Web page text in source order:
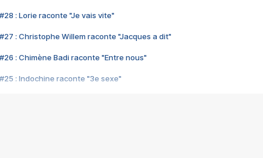
#28 : Lorie raconte "Je vais vite"
#27 : Christophe Willem raconte "Jacques a dit"
#26 : Chimène Badi raconte "Entre nous"
#25 : Indochine raconte "3e sexe"